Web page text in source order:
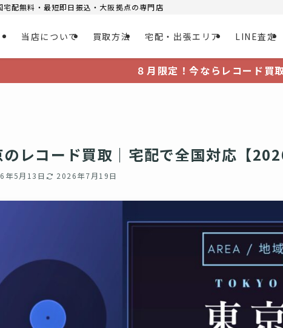
配無料・最短即日振込・大阪拠点の専門店
当店について 買取方法 宅配・出張エリア LINE査定
８月限定！今ならレコード買
レコード買取｜宅配で全国対応【
年5月13日 2026年7月19日